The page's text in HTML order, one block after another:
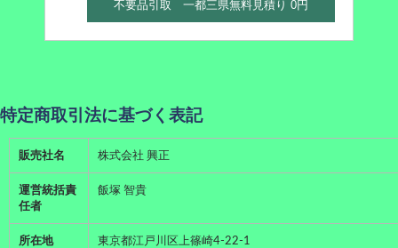
不要品引取 一都三県無料見積り 0円
特定商取引法に基づく表記
販売社名 株式会社 興正
運営統括責
任者
飯塚 智貴
所在地 東京都江戸川区上篠崎4-22-1